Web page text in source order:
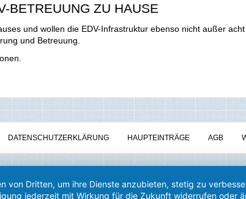
BETREUUNG ZU HAUSE
und wollen die EDV-Infrastruktur ebenso nicht außer
und Betreuung.
DATENSCHUTZERKLÄRUNG HAUPTEINTRÄGE AGB
von Dritten, um ihre Dienste anzubieten, stetig zu
jederzeit mit Wirkung für die Zukunft widerrufen oder